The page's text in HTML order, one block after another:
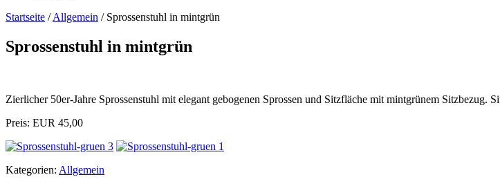
Startseite /Allgemein / Sprossenstuhl in mintgrün
Sprossenstuhl in mintgrün
Zierlicher 50er-Jahre Sprossenstuhl mit elegant gebogenen Sprossen und Sitzfläche mit mintgrünem Sitzbezug.
Preis: EUR 45,00
Kategorien: Allgemein